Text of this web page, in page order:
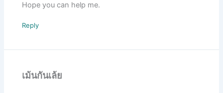
Hope you can help me.
Reply
เม้นกันเล้ย